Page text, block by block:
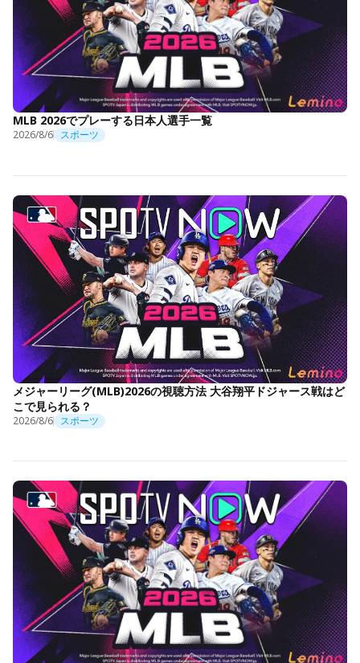
MLB 2026でプレーする日本人選手一覧
2026/8/6 スポーツ
メジャーリーグ(MLB)2026の視聴方法 大谷翔平ドジャース戦はど
こで見られる？
2026/8/6 スポーツ